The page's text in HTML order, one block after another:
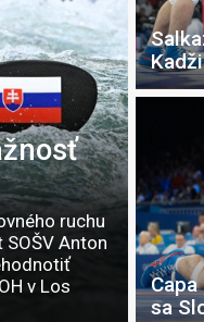
ruchu
Anton
v Los
sa